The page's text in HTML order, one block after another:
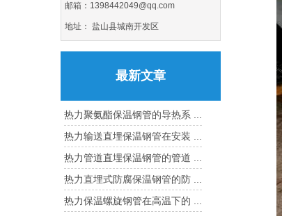
邮箱：1398442049@qq.com
地址： 盐山县城南开发区
最新文章
热力聚氨酯保温钢管的导热系 ...
热力输送直埋保温钢管在安装 ...
热力管道直埋保温钢管的管道 ...
热力直埋式防腐保温钢管的防 ...
热力保温螺旋钢管在高温下的 ...